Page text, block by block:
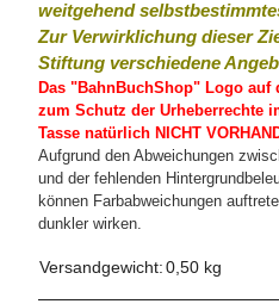
weitgehend
Zur Verwirklichung dieser
Stiftung verschiedene
Das "BahnBuchShop" Logo
zum Schutz der Urheberrechte
Tasse natürlich NICHT
Aufgrund den Abweichungen
und der fehlenden
können Farbabweichungen
dunkler wirken.
Versandgewicht:0,50 kg